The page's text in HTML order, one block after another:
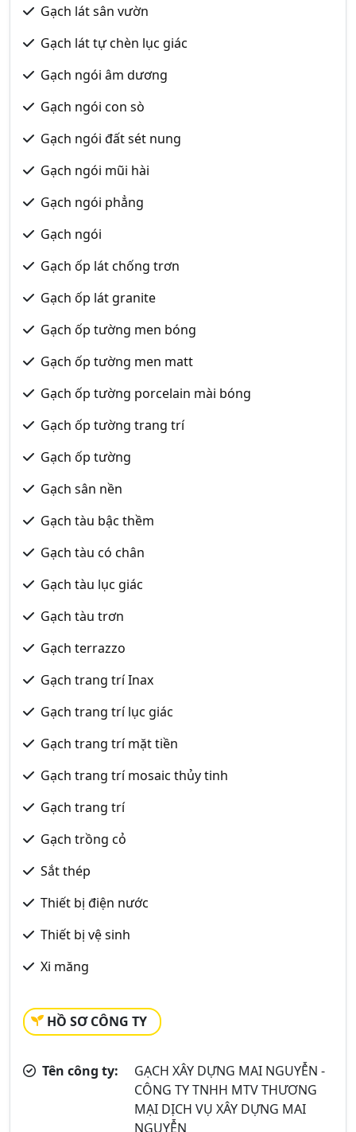
Gạch lát sân vườn
Gạch lát tự chèn lục giác
Gạch ngói âm dương
Gạch ngói con sò
Gạch ngói đất sét nung
Gạch ngói mũi hài
Gạch ngói phẳng
Gạch ngói
Gạch ốp lát chống trơn
Gạch ốp lát granite
Gạch ốp tường men bóng
Gạch ốp tường men matt
Gạch ốp tường porcelain mài bóng
Gạch ốp tường trang trí
Gạch ốp tường
Gạch sân nền
Gạch tàu bậc thềm
Gạch tàu có chân
Gạch tàu lục giác
Gạch tàu trơn
Gạch terrazzo
Gạch trang trí Inax
Gạch trang trí lục giác
Gạch trang trí mặt tiền
Gạch trang trí mosaic thủy tinh
Gạch trang trí
Gạch trồng cỏ
Sắt thép
Thiết bị điện nước
Thiết bị vệ sinh
Xi măng
HỒ SƠ CÔNG TY
Tên công ty:
GẠCH XÂY DỰNG MAI NGUYỄN -
CÔNG TY TNHH MTV THƯƠNG
MẠI DỊCH VỤ XÂY DỰNG MAI
NGUYỄN